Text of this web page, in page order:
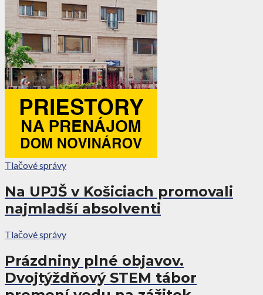
Tlačové správy
Na UPJŠ v Košiciach promovali
najmladší absolventi
Tlačové správy
Prázdniny plné objavov.
Dvojtýždňový STEM tábor